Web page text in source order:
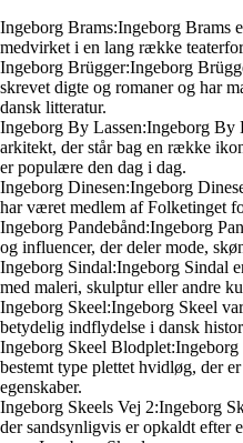
Ingeborg Brams:Ingeborg Brams
medvirket i en lang række
Ingeborg Brügger:Ingeborg
skrevet digte og romaner og har
dansk litteratur.
Ingeborg By Lassen:Ingeborg By
arkitekt, der står bag en række
er populære den dag i dag.
Ingeborg Dinesen:Ingeborg
har været medlem af Folketinget
Ingeborg Pandebånd:Ingeborg
og influencer, der deler mode,
Ingeborg Sindal:Ingeborg Sindal
med maleri, skulptur eller andre
Ingeborg Skeel:Ingeborg Skeel
betydelig indflydelse i dansk
Ingeborg Skeel
bestemt type plettet hvidløg, der
egenskaber.
Ingeborg Skeels Vej 2:Ingeborg
der sandsynligvis er opkaldt efter